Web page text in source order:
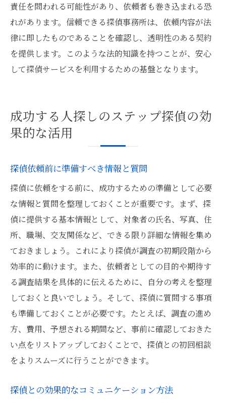
責任を問われる可能性があり、依頼者も巻き込まれる恐
れがあります。信頼できる探偵事務所は、依頼内容が法
律に即したものであることを確認し、透明性のある契約
を提供します。このような法的知識を持つことが、安心
して探偵サービスを利用するための基盤となります。
成功する人探しのステップ探偵の効
果的な活用
探偵依頼前に準備すべき情報と質問
探偵に依頼をする前に、成功するための準備として必要
な情報と質問を整理しておくことが重要です。まず、探
偵に提供する基本情報として、対象者の氏名、写真、住
所、職場、交友関係など、できる限り詳細な情報を集め
ておきましょう。これにより探偵が調査の初期段階から
効率的に動けます。また、依頼者としての目的や期待す
る調査結果を具体的に伝えるために、自分の考えを整理
しておくと良いでしょう。そして、探偵に質問する事項
も準備しておくことが必要です。たとえば、調査の進め
方、費用、予想される期間など、事前に確認しておきた
い点をリストアップしておくことで、探偵との初回相談
をよりスムーズに行うことができます。
探偵との効果的なコミュニケーション方法